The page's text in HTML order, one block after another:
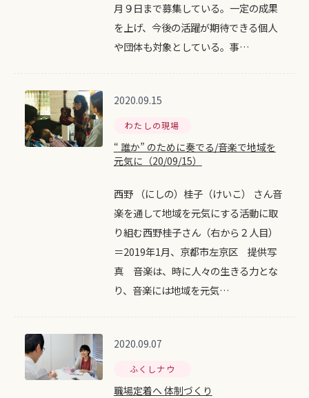
月９日まで募集している。一定の成果
を上げ、今後の活躍が期待できる個人
や団体も対象としている。事…
2020.09.15
わたしの現場
“ 誰か” のために奏でる/音楽で地域を
元気に（20/09/15）
西野 （にしの）桂子（けいこ） さん音
楽を通して地域を元気にする活動に取
り組む西野桂子さん（右から２人目）
＝2019年1月、京都市左京区 提供写
真 音楽は、時に人々の生きる力とな
り、音楽には地域を元気…
2020.09.07
ふくしナウ
職場定着へ 体制づくり